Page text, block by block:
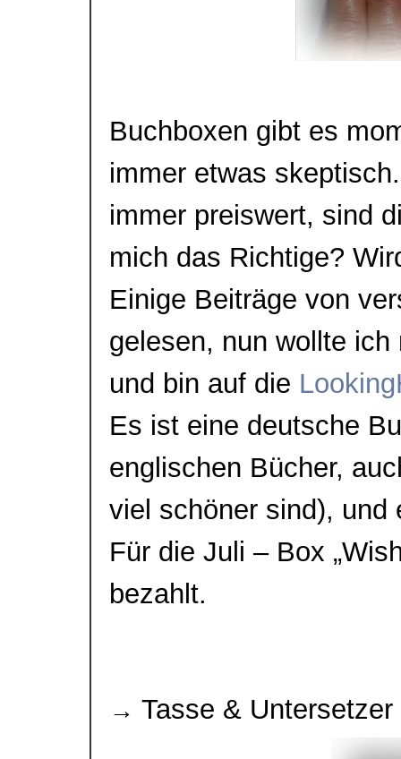
Buchboxen gibt es
immer etwas
immer preiswert, sind
mich das Richtige?
Einige Beiträge von
gelesen, nun wollte
und bin auf die
Es ist eine deutsche
englischen Bücher,
viel schöner sind), und
Für die Juli – Box
bezahlt.
→ Tasse & Untersetzer